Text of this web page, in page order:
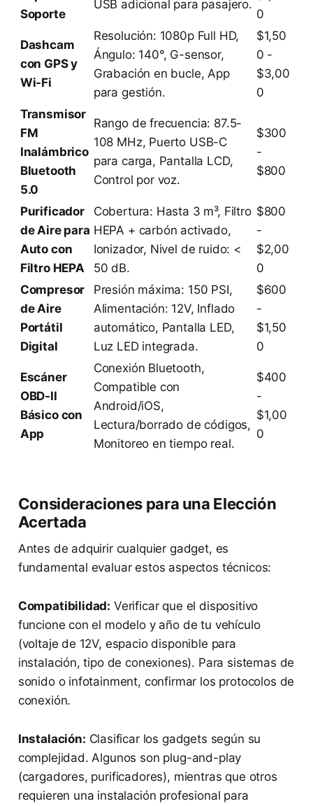
Soporte
USB adicional para pasajero.
0
Dashcam
con GPS y
Wi-Fi
Resolución: 1080p Full HD,
Ángulo: 140°, G-sensor,
Grabación en bucle, App
para gestión.
$1,50
0 -
$3,00
0
Transmisor
FM
Inalámbrico
Bluetooth
5.0
Rango de frecuencia: 87.5-
108 MHz, Puerto USB-C
para carga, Pantalla LCD,
Control por voz.
$300
-
$800
Purificador
de Aire para
Auto con
Filtro HEPA
Cobertura: Hasta 3 m³, Filtro
HEPA + carbón activado,
Ionizador, Nivel de ruido: <
50 dB.
$800
-
$2,00
0
Compresor
de Aire
Portátil
Digital
Presión máxima: 150 PSI,
Alimentación: 12V, Inflado
automático, Pantalla LED,
Luz LED integrada.
$600
-
$1,50
0
Escáner
OBD-II
Básico con
App
Conexión Bluetooth,
Compatible con
Android/iOS,
Lectura/borrado de códigos,
Monitoreo en tiempo real.
$400
-
$1,00
0
Consideraciones para una Elección
Acertada
Antes de adquirir cualquier gadget, es
fundamental evaluar estos aspectos técnicos:
Compatibilidad: Verificar que el dispositivo
funcione con el modelo y año de tu vehículo
(voltaje de 12V, espacio disponible para
instalación, tipo de conexiones). Para sistemas de
sonido o infotainment, confirmar los protocolos de
conexión.
Instalación: Clasificar los gadgets según su
complejidad. Algunos son plug-and-play
(cargadores, purificadores), mientras que otros
requieren una instalación profesional para